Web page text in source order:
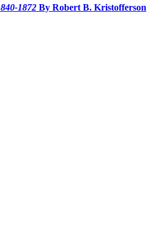
1872 By Robert B. Kristofferson